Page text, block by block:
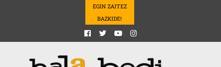
EGIN ZAITEZ
BAZKIDE!